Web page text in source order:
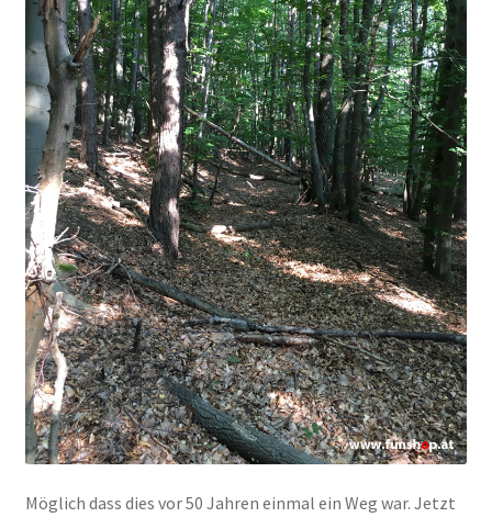
Möglich dass dies vor 50 Jahren einmal ein Weg war. Jetzt